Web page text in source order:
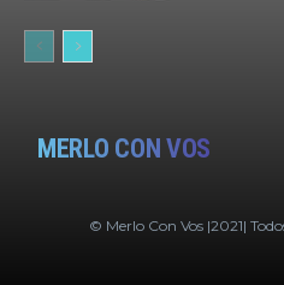
MERLO CON VOS
© Merlo Con Vos |2021|